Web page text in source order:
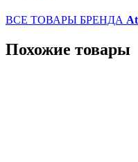
ВСЕ ТОВАРЫ БРЕНДА
Похожие товары